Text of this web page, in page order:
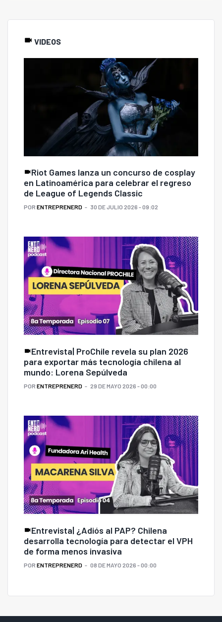
VIDEOS
Riot Games lanza un concurso de cosplay
en Latinoamérica para celebrar el regreso
de League of Legends Classic
POR ENTREPRENERD 30 DE JULIO 2026 - 09:02
Entrevista| ProChile revela su plan 2026
para exportar más tecnología chilena al
mundo: Lorena Sepúlveda
POR ENTREPRENERD 29 DE MAYO 2026 - 00:00
Entrevista| ¿Adiós al PAP? Chilena
desarrolla tecnología para detectar el VPH
de forma menos invasiva
POR ENTREPRENERD 08 DE MAYO 2026 - 00:00